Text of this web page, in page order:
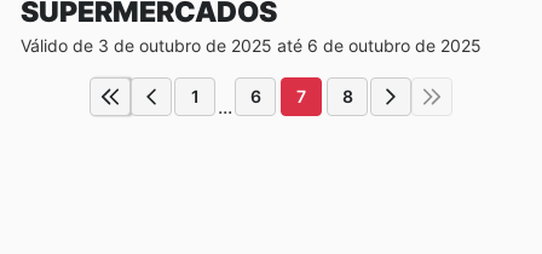
SUPERMERCADOS
Válido de 3 de outubro de 2025 até 6 de outubro de 2025
1 ... 6 7 8